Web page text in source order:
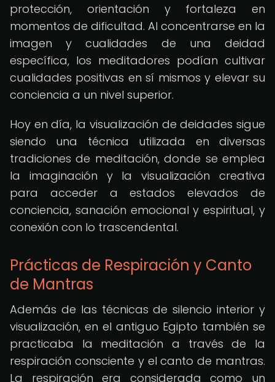
protección, orientación y fortaleza en
momentos de dificultad. Al concentrarse en la
imagen y cualidades de una deidad
específica, los meditadores podían cultivar
cualidades positivas en sí mismos y elevar su
conciencia a un nivel superior.
Hoy en día, la visualización de deidades sigue
siendo una técnica utilizada en diversas
tradiciones de meditación, donde se emplea
la imaginación y la visualización creativa
para acceder a estados elevados de
conciencia, sanación emocional y espiritual, y
conexión con lo trascendental.
Prácticas de Respiración y Canto
de Mantras
Además de las técnicas de silencio interior y
visualización, en el antiguo Egipto también se
practicaba la meditación a través de la
respiración consciente y el canto de mantras.
La respiración era considerada como un